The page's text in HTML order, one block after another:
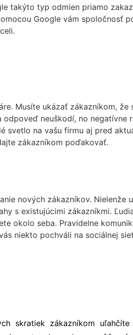
takýto typ odmien priamo
Google vám spoločnosť
Musíte ukázať zákazníkom, že
neuškodí, no negatívne
svetlo na vašu firmu aj pred
zákazníkom poďakovať.
nových zákazníkov. Nielenže
s existujúcimi zákazníkmi.
okolo seba. Pravidelne
niekto pochváli na sociálnej
skratiek zákazníkom uľahčíte